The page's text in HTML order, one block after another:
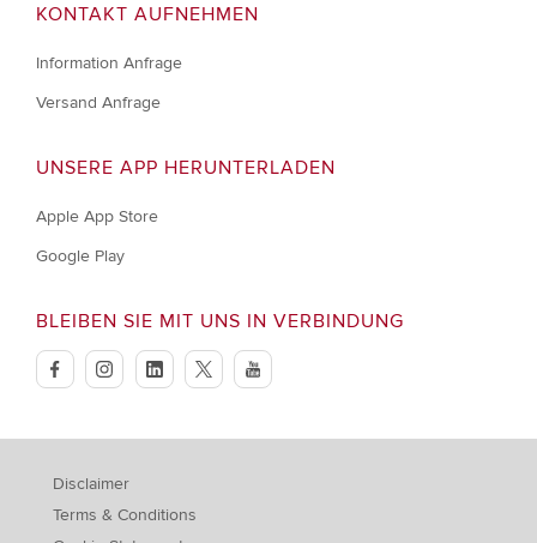
KONTAKT AUFNEHMEN
Information Anfrage
Versand Anfrage
UNSERE APP HERUNTERLADEN
Apple App Store
Google Play
BLEIBEN SIE MIT UNS IN VERBINDUNG
facebookinstagramlinkedintwitteryoutube
Disclaimer
Terms & Conditions